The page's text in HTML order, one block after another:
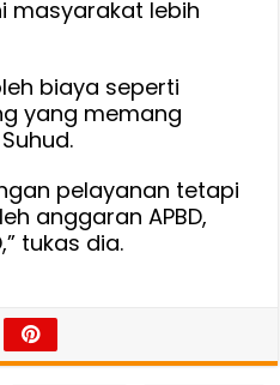
masyarakat lebih
biaya seperti
yang memang
pelayanan tetapi
anggaran APBD,
tukas dia.